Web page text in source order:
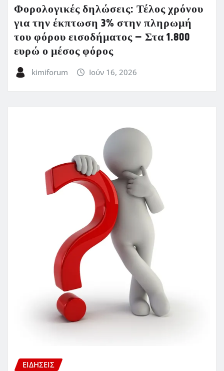
Φορολογικές δηλώσεις: Τέλος χρόνου
για την έκπτωση 3% στην πληρωμή
του φόρου εισοδήματος – Στα 1.800
ευρώ ο μέσος φόρος
kimiforum Ιούν 16, 2026
ΕΙΔΗΣΕΙΣ